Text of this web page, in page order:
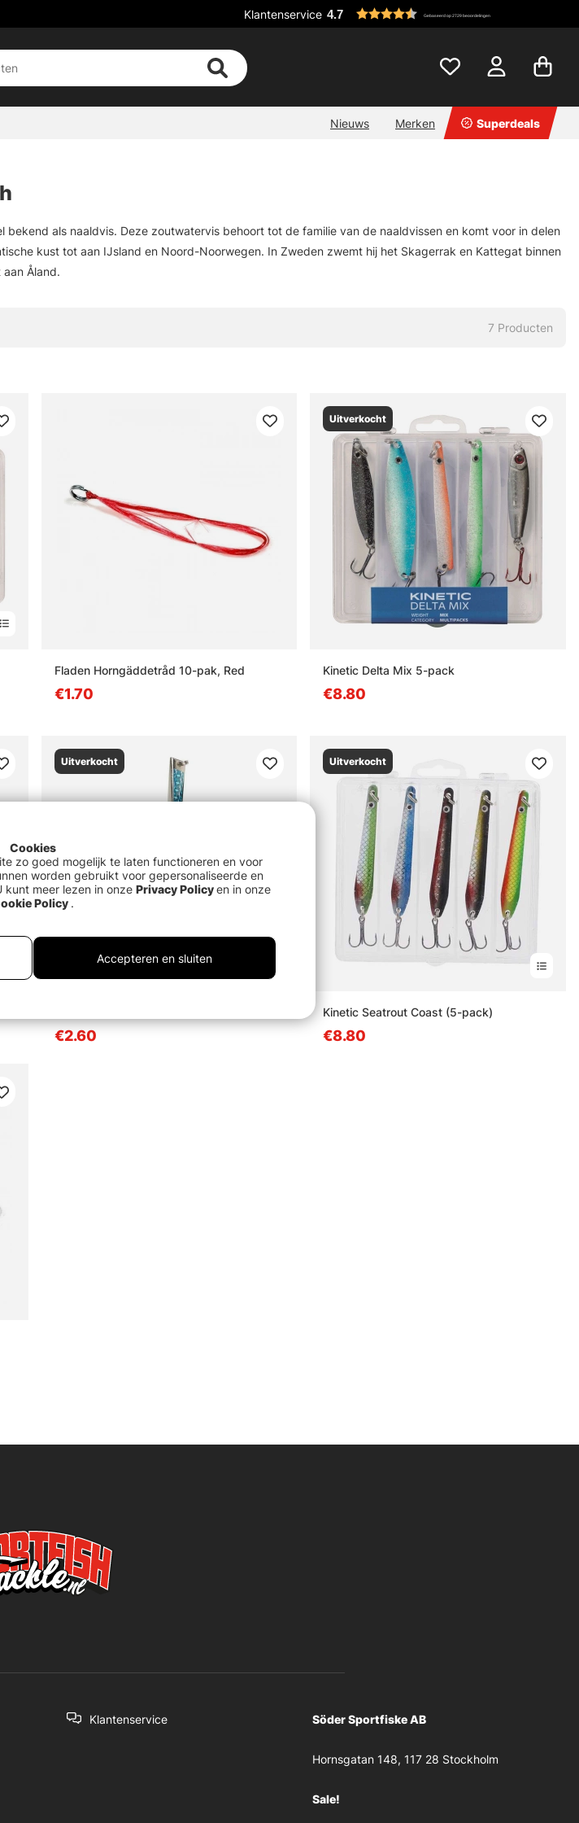
Klantenservice 4.7 Gebaseerd op 2729 beoordelingen
Nieuws Merken Superdeals
bekend als naaldvis. Deze zoutwatervis behoort tot de familie van de naaldvissen en komt voor in delen
kust tot aan IJsland en Noord-Noorwegen. In Zweden zwemt hij het Skagerrak en Kattegat binnen
Åland.
7 Producten
Fladen Horngäddetråd 10-pak, Red
€1.70
Uitverkocht
Kinetic Delta Mix 5-pack
€8.80
Uitverkocht
€2.60
Uitverkocht
Kinetic Seatrout Coast (5-pack)
€8.80
Klantenservice Söder Sportfiske AB
Hornsgatan 148, 117 28 Stockholm
Sale!
Cookies
zo goed mogelijk te laten functioneren en voor
worden gebruikt voor gepersonaliseerde en
kunt meer lezen in onze Privacy Policy en in onze
Policy .
Accepteren en sluiten